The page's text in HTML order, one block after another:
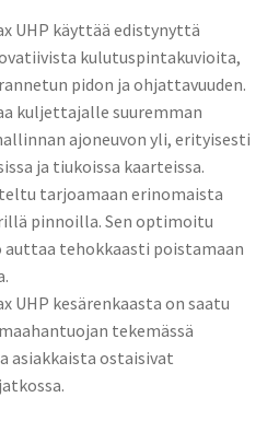
UHP käyttää edistynyttä
kulutuspintakuvioita,
pidon ja ohjattavuuden.
kuljettajalle suuremman
ajoneuvon yli, erityisesti
ja tiukoissa kaarteissa.
tarjoamaan erinomaista
pinnoilla. Sen optimoitu
tehokkaasti poistamaan
UHP kesärenkaasta on saatu
tekemässä
asiakkaista ostaisivat